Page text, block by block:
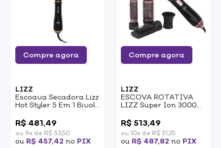
Compre agora
LIZZ
Escoava Secadora Lizz
Hot Styler 5 Em 1 Bivolt
R$ 481,49
ou 9x de R$ 53,50
ou R$ 457,42 no PIX
Compre agora
LIZZ
ESCOVA ROTATIVA
LIZZ Super Ion 3000
R$ 513,49
ou 10x de R$ 51,35
ou R$ 487,82 no PIX